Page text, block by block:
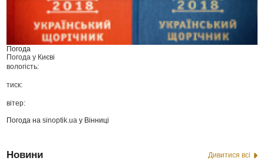
Погода
Погода у Києві
вологість:
тиск:
вітер:
Погода наsinoptik.ua у Вінниці
Новини Дивитися всі